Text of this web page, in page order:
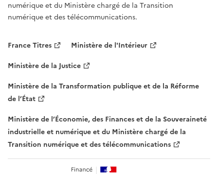
numérique et du Ministère chargé de la Transition
numérique et des télécommunications.
France Titres
Ministère de l'Intérieur
Ministère de la Justice
Ministère de la Transformation publique et de la Réforme
de l’État
Ministère de l’Économie, des Finances et de la Souveraineté
industrielle et numérique et du Ministère chargé de la
Transition numérique et des télécommunications